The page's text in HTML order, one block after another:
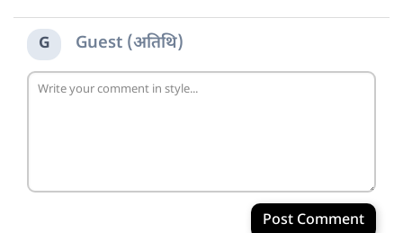
G Guest (अतिथि)
Post Comment